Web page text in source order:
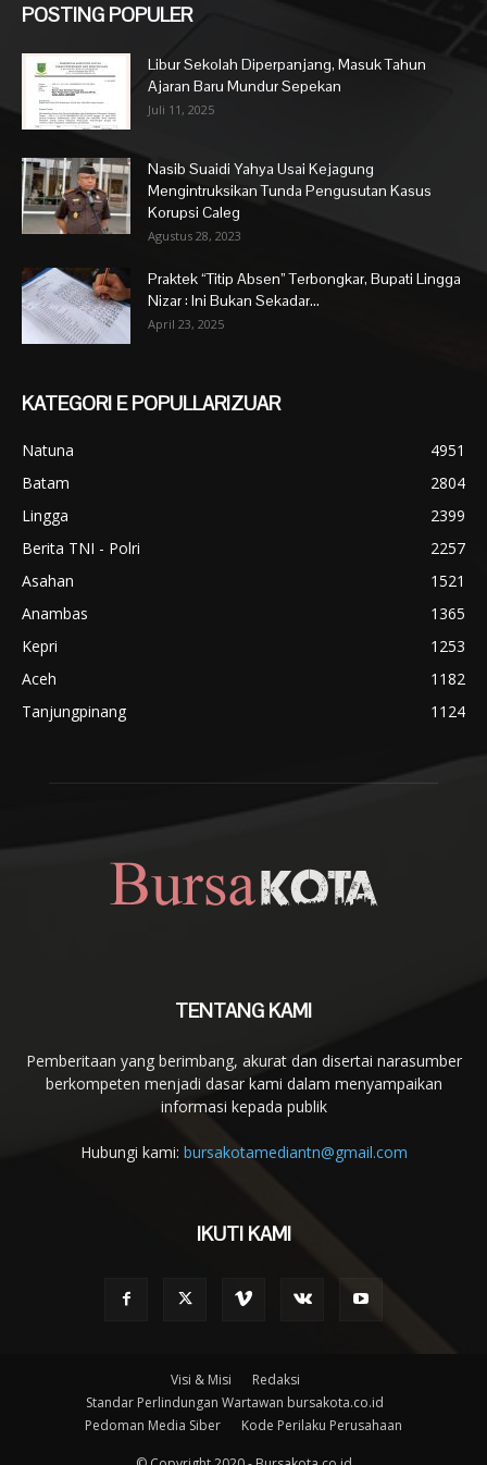
POSTING POPULER
Libur Sekolah Diperpanjang, Masuk Tahun
Ajaran Baru Mundur Sepekan
Juli 11, 2025
Nasib Suaidi Yahya Usai Kejagung
Mengintruksikan Tunda Pengusutan Kasus
Korupsi Caleg
Agustus 28, 2023
Praktek “Titip Absen” Terbongkar, Bupati Lingga
Nizar : Ini Bukan Sekadar...
April 23, 2025
KATEGORI E POPULLARIZUAR
Natuna
4951
Batam
2804
Lingga
2399
Berita TNI - Polri
2257
Asahan
1521
Anambas
1365
Kepri
1253
Aceh
1182
Tanjungpinang
1124
TENTANG KAMI
Pemberitaan yang berimbang, akurat dan disertai narasumber
berkompeten menjadi dasar kami dalam menyampaikan
informasi kepada publik
Hubungi kami: bursakotamediantn@gmail.com
IKUTI KAMI
Visi & Misi
Redaksi
Standar Perlindungan Wartawan bursakota.co.id
Pedoman Media Siber
Kode Perilaku Perusahaan